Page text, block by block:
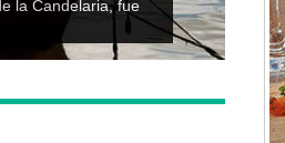
Guía rápida con fotos de hongos